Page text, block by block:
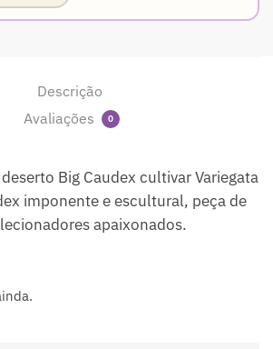
Descrição
Avaliações
0
Big Caudex cultivar Variegata
imponente e escultural, peça de
apaixonados.